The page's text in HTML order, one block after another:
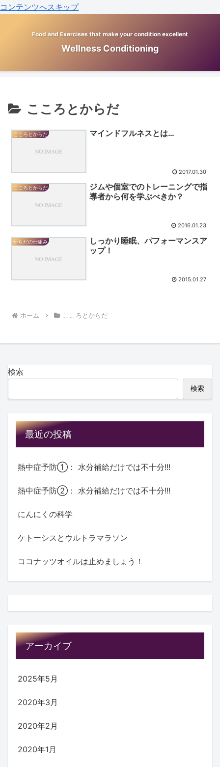
コンテンツへスキップ
Food and Exercises that make your condition excellent
Wellness Conditioning
こころとからだ
こころとからだ マインドフルネスとは…
2017.01.30
こころとからだ
ジムや個室でのトレーニングで指
導者から何を学ぶべきか？
2016.01.23
からだの仕組み
しっかり睡眠、パフォーマンスア
ップ！
2015.01.27
ホーム こころとからだ
検索
検索
最近の投稿
熱中症予防①： 水分補給だけでは不十分!!!
熱中症予防②： 水分補給だけでは不十分!!!
にんにくの科学
ケトーシスとウルトラマラソン
ココナッツオイルは止めましょう！
アーカイブ
2025年5月
2020年3月
2020年2月
2020年1月